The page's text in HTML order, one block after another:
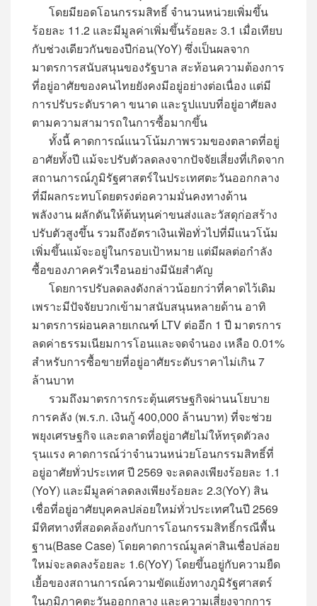
โดยมียอดโอนกรรมสิทธิ์ จำนวนหน่วยเพิ่มขึ้น
ร้อยละ 11.2 และมีมูลค่าเพิ่มขึ้นร้อยละ 3.1 เมื่อเทียบ
กับช่วงเดียวกันของปีก่อน(YoY) ซึ่งเป็นผลจาก
มาตรการสนับสนุนของรัฐบาล สะท้อนความต้องการ
ที่อยู่อาศัยของคนไทยยังคงมีอยู่อย่างต่อเนื่อง แต่มี
การปรับระดับราคา ขนาด และรูปแบบที่อยู่อาศัยลง
ตามความสามารถในการซื้อมากขึ้น
ทั้งนี้ คาดการณ์แนวโน้มภาพรวมของตลาดที่อยู่
อาศัยทั้งปี แม้จะปรับตัวลดลงจากปัจจัยเสี่ยงที่เกิดจาก
สถานการณ์ภูมิรัฐศาสตร์ในประเทศตะวันออกกลาง
ที่มีผลกระทบโดยตรงต่อความมั่นคงทางด้าน
พลังงาน ผลักดันให้ต้นทุนค่าขนส่งและวัสดุก่อสร้าง
ปรับตัวสูงขึ้น รวมถึงอัตราเงินเฟ้อทั่วไปที่มีแนวโน้ม
เพิ่มขึ้นแม้จะอยู่ในกรอบเป้าหมาย แต่มีผลต่อกำลัง
ซื้อของภาคครัวเรือนอย่างมีนัยสำคัญ
โดยการปรับลดลงดังกล่าวน้อยกว่าที่คาดไว้เดิม
เพราะมีปัจจัยบวกเข้ามาสนับสนุนหลายด้าน อาทิ
มาตรการผ่อนคลายเกณฑ์ LTV ต่ออีก 1 ปี มาตรการ
ลดค่าธรรมเนียมการโอนและจดจำนอง เหลือ 0.01%
สำหรับการซื้อขายที่อยู่อาศัยระดับราคาไม่เกิน 7
ล้านบาท
รวมถึงมาตรการกระตุ้นเศรษฐกิจผ่านนโยบาย
การคลัง (พ.ร.ก. เงินกู้ 400,000 ล้านบาท) ที่จะช่วย
พยุงเศรษฐกิจ และตลาดที่อยู่อาศัยไม่ให้ทรุดตัวลง
รุนแรง คาดการณ์ว่าจำนวนหน่วยโอนกรรมสิทธิ์ที่
อยู่อาศัยทั่วประเทศ ปี 2569 จะลดลงเพียงร้อยละ 1.1
(YoY) และมีมูลค่าลดลงเพียงร้อยละ 2.3(YoY) สิน
เชื่อที่อยู่อาศัยบุคคลปล่อยใหม่ทั่วประเทศในปี 2569
มีทิศทางที่สอดคล้องกับการโอนกรรมสิทธิ์กรณีพื้น
ฐาน(Base Case) โดยคาดการณ์มูลค่าสินเชื่อปล่อย
ใหม่จะลดลงร้อยละ 1.6(YoY) โดยขึ้นอยู่กับความยืด
เยื้อของสถานการณ์ความขัดแย้งทางภูมิรัฐศาสตร์
ในภูมิภาคตะวันออกกลาง และความเสี่ยงจากการ